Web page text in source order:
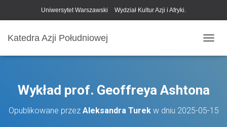
Uniwersytet Warszawski Wydział Kultur Azji i Afryki.
Katedra Azji Południowej
R
Ą
Z
Wykład prof. Geoffreya Ashtona
Opublikowane przez Aleksandra Turekw dniu 2025-05-15